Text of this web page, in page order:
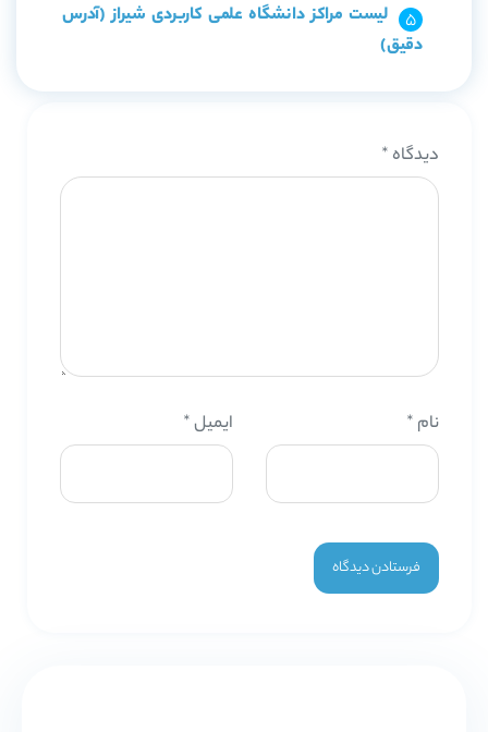
لیست مراکز دانشگاه علمی کاربردی شیراز (آدرس
دقیق)
دیدگاه *
نام * ایمیل*